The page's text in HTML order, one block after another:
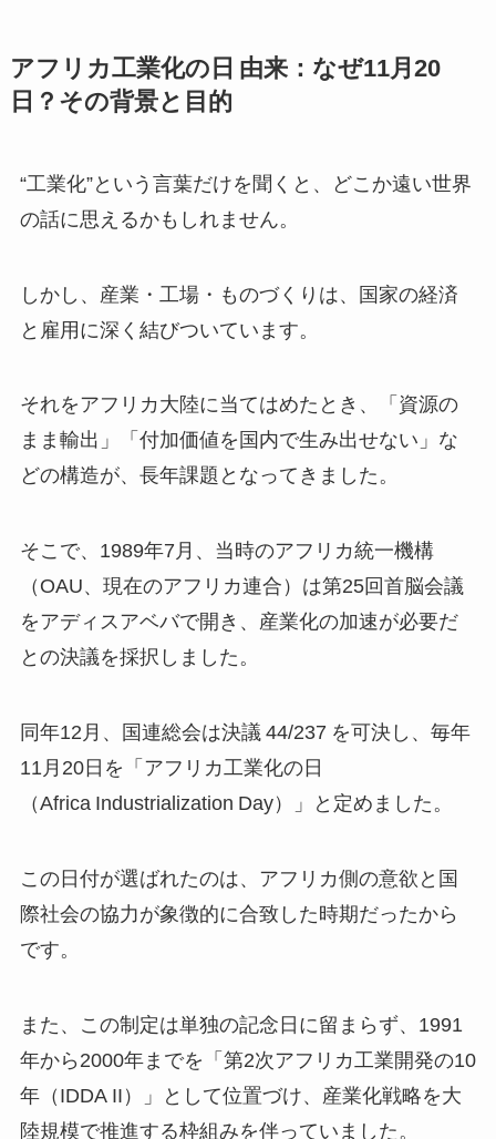
アフリカ工業化の日 由来：なぜ11月20
日？その背景と目的
“工業化”という言葉だけを聞くと、どこか遠い世界
の話に思えるかもしれません。
しかし、産業・工場・ものづくりは、国家の経済
と雇用に深く結びついています。
それをアフリカ大陸に当てはめたとき、「資源の
まま輸出」「付加価値を国内で生み出せない」な
どの構造が、長年課題となってきました。
そこで、1989年7月、当時のアフリカ統一機構
（OAU、現在のアフリカ連合）は第25回首脳会議
をアディスアベバで開き、産業化の加速が必要だ
との決議を採択しました。
同年12月、国連総会は決議 44/237 を可決し、毎年
11月20日を「アフリカ工業化の日
（Africa Industrialization Day）」と定めました。
この日付が選ばれたのは、アフリカ側の意欲と国
際社会の協力が象徴的に合致した時期だったから
です。
また、この制定は単独の記念日に留まらず、1991
年から2000年までを「第2次アフリカ工業開発の10
年（IDDA II）」として位置づけ、産業化戦略を大
陸規模で推進する枠組みを伴っていました。